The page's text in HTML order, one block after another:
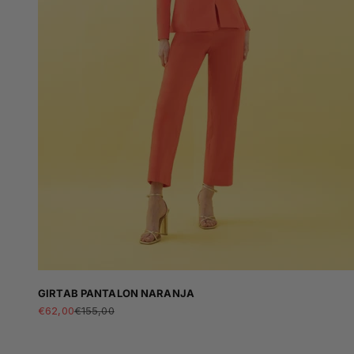
GIRTAB PANTALON NARANJA
Sale price
€62,00Regular price
€155,00